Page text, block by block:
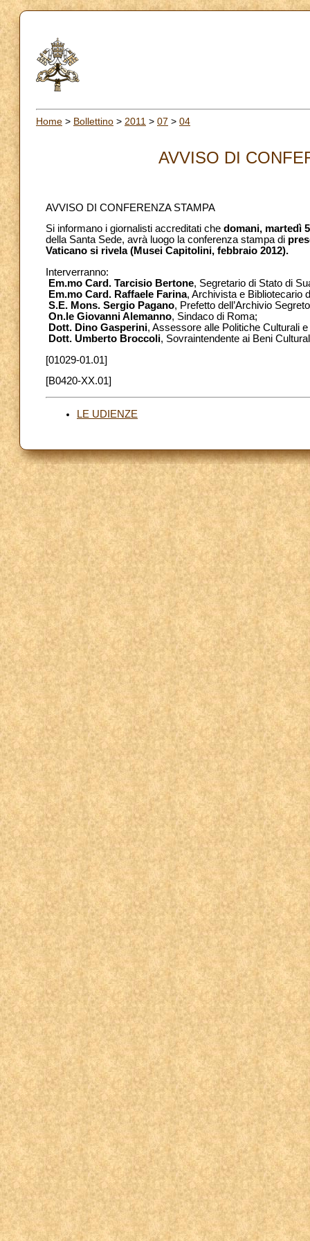
Home > Bollettino > 2011 > 07 > 04
AVVISO DI
AVVISO DI CONFERENZA STAMPA
Si informano i giornalisti accreditati che domani, martedì
della Santa Sede, avrà luogo la conferenza stampa di
Vaticano si rivela (Musei Capitolini, febbraio 2012).
Interverranno:
Em.mo Card. Tarcisio Bertone, Segretario di Stato di
Em.mo Card. Raffaele Farina, Archivista e Bibliotecario
S.E. Mons. Sergio Pagano, Prefetto dell’Archivio
On.le Giovanni Alemanno, Sindaco di Roma;
Dott. Dino Gasperini, Assessore alle Politiche Culturali
Dott. Umberto Broccoli, Sovraintendente ai Beni
[01029-01.01]
[B0420-XX.01]
LE UDIENZE